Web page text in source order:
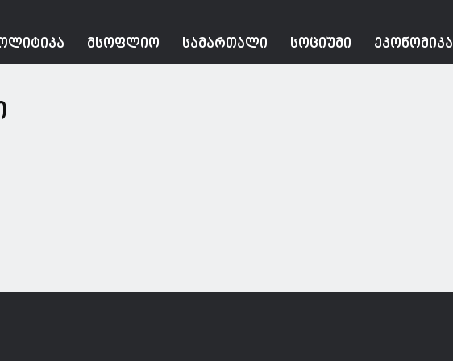
ᲛᲡᲝᲤᲚᲘᲝ ᲡᲐᲛᲐᲠᲗᲐᲚᲘ ᲡᲝᲪᲘᲣᲛᲘ ᲔᲙᲝᲜᲝᲛᲘᲙᲐ